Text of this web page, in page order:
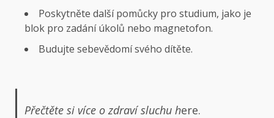
Poskytněte další pomůcky pro studium, jako je
blok pro zadání úkolů nebo magnetofon.
Budujte sebevědomí svého dítěte.
Přečtěte si více o zdraví sluchu here.